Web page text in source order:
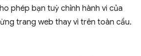
phép bạn tuỳ chỉnh hành vi của
trang web thay vì trên toàn cầu.